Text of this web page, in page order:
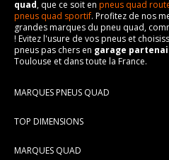
quad, que ce soit en pneus quad
pneus quad sportif. Profitez de nos
grandes marques du pneu quad,
! Evitez l'usure de vos pneus et
pneus pas chers en garage
Toulouse et dans toute la France.
MARQUES PNEUS QUAD
Pneus BKT
TOP DIMENSIONS
MARQUES QUAD